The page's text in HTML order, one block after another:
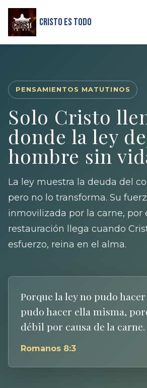
Cristo Es Todo
PENSAMIENTOS MATUTINOS
Solo Cristo
donde la ley
hombre sin
La ley muestra la deuda del
pero no lo transforma. Su
inmovilizada por la carne, por
restauración llega cuando
esfuerzo, reina en el alma.
Porque la ley no pudo
pudo hacer ella misma,
débil por causa de la carne.
Romanos 8:3